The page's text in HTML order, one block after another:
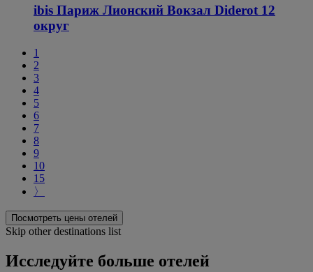
ibis Париж Лионский Вокзал Diderot 12
округ
1
2
3
4
5
6
7
8
9
10
15
〉
Посмотреть цены отелей
Skip other destinations list
Исследуйте больше отелей